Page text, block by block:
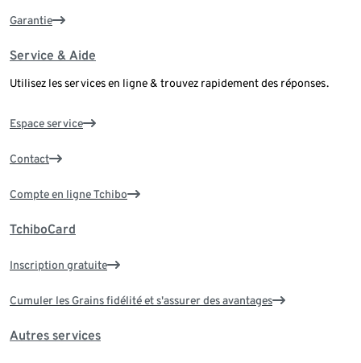
Garantie
Service & Aide
Utilisez les services en ligne & trouvez rapidement des réponses.
Espace service
Contact
Compte en ligne Tchibo
TchiboCard
Inscription gratuite
Cumuler les Grains fidélité et s'assurer des avantages
Autres services